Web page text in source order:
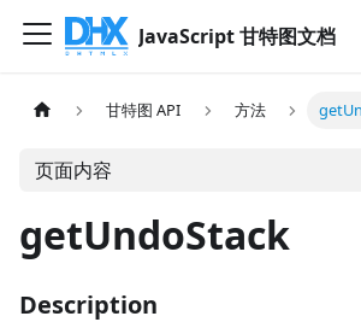
JavaScript 甘特图文档
甘特图 API 方法
页面内容
getUndoStack
Description